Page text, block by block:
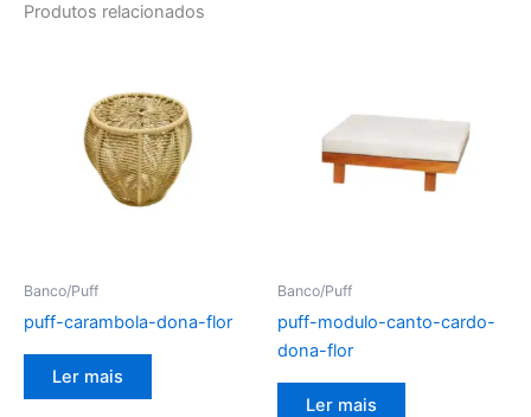
Produtos relacionados
Banco/Puff
puff-carambola-dona-flor
Ler mais
Banco/Puff
puff-modulo-canto-cardo-
dona-flor
Ler mais